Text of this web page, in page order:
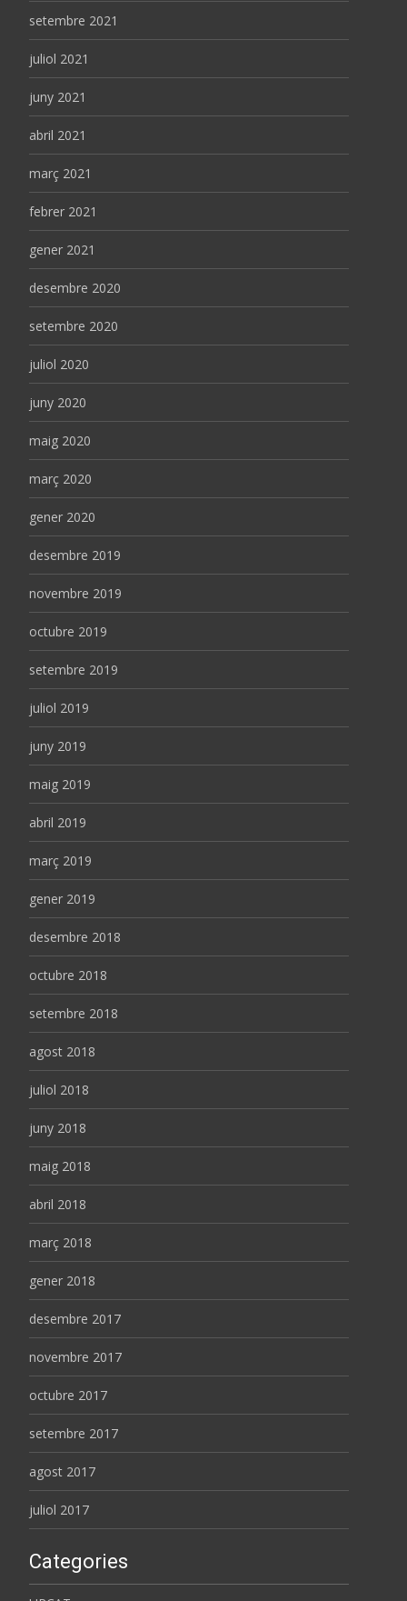
setembre 2021
juliol 2021
juny 2021
abril 2021
març 2021
febrer 2021
gener 2021
desembre 2020
setembre 2020
juliol 2020
juny 2020
maig 2020
març 2020
gener 2020
desembre 2019
novembre 2019
octubre 2019
setembre 2019
juliol 2019
juny 2019
maig 2019
abril 2019
març 2019
gener 2019
desembre 2018
octubre 2018
setembre 2018
agost 2018
juliol 2018
juny 2018
maig 2018
abril 2018
març 2018
gener 2018
desembre 2017
novembre 2017
octubre 2017
setembre 2017
agost 2017
juliol 2017
Categories